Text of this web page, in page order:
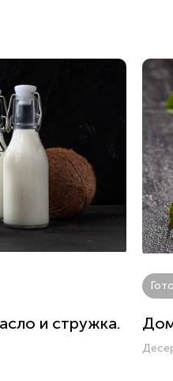
и стружка.